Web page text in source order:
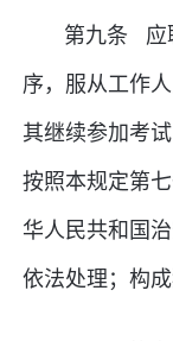
第九条 应
序，服从工作
其继续参加考
按照本规定第
华人民共和国
依法处理；构